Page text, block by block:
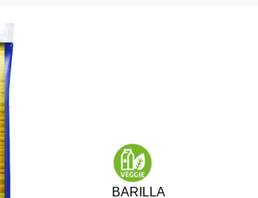
BARILLA